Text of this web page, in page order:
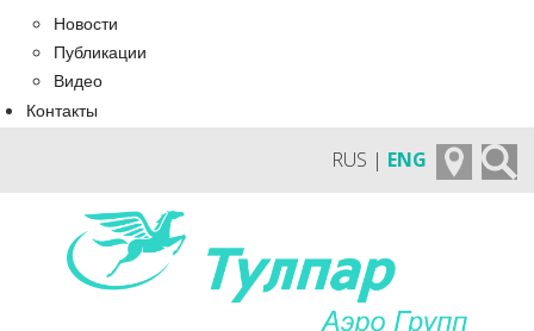
Новости
Публикации
Видео
Контакты
RUS | ENG